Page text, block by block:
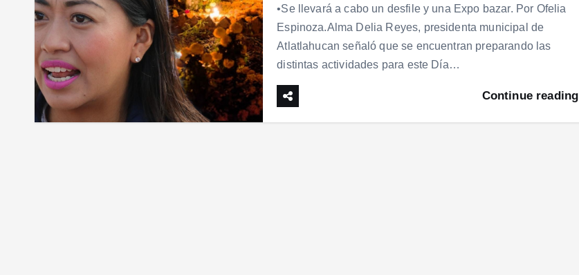
•Se llevará a cabo un desfile y una Expo bazar. Por Ofelia
Espinoza.Alma Delia Reyes, presidenta municipal de
Atlatlahucan señaló que se encuentran preparando las
distintas actividades para este Día…
Continue reading